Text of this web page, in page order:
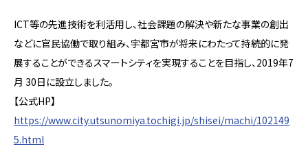
ICT等の先進技術を利活用し、社会課題の解決や新たな事業の創出
などに官民協働で取り組み、宇都宮市が将来にわたって持続的に発
展することができるスマートシティを実現することを目指し、2019年7
月 30日に設立しました。
【公式HP】
https://www.city.utsunomiya.tochigi.jp/shisei/machi/102149
5.html